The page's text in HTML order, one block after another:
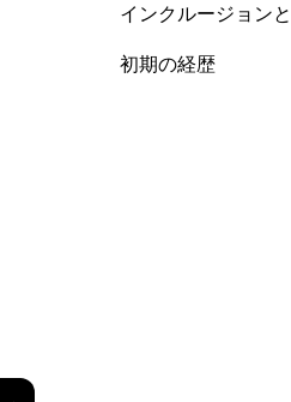
インクルージョン
初期の経歴